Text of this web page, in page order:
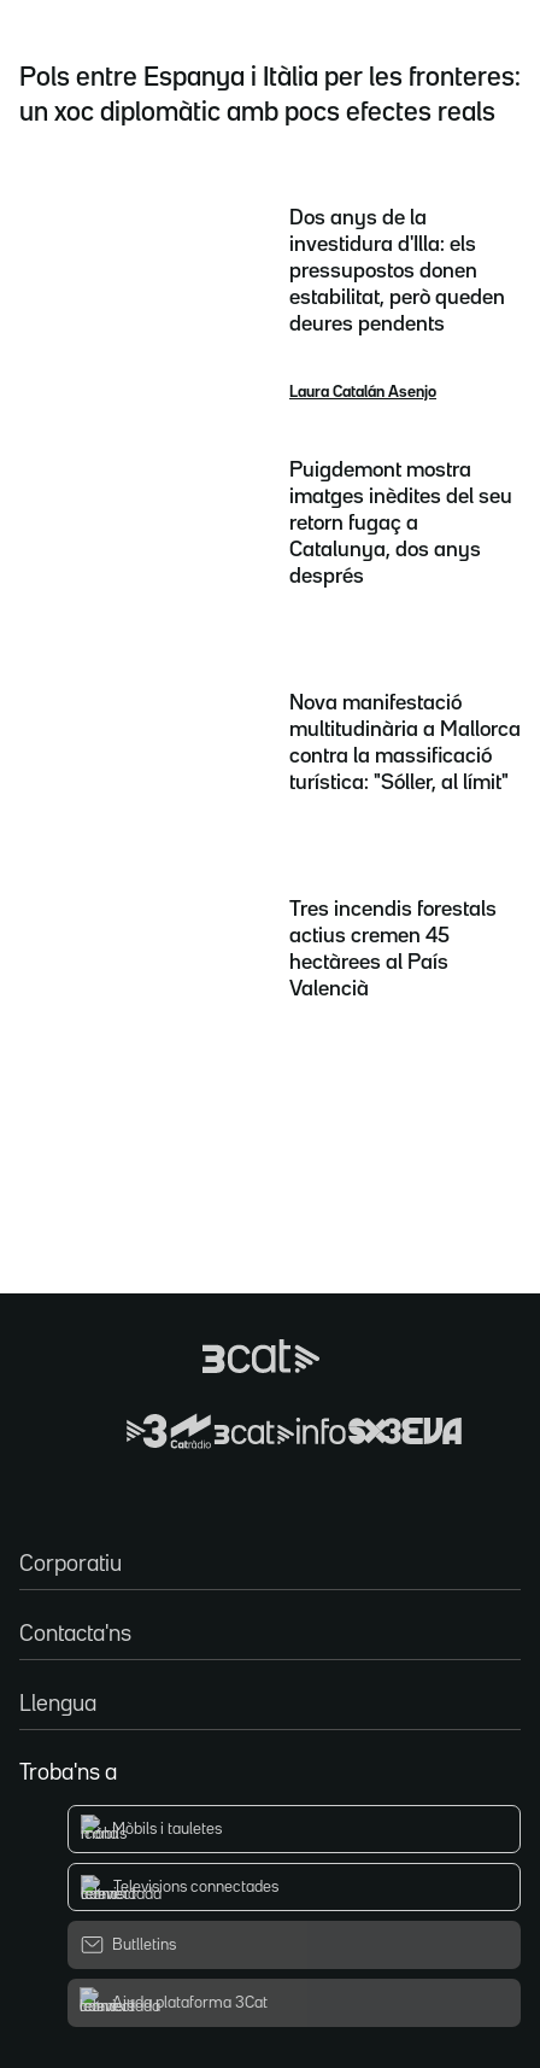
Pols entre Espanya i Itàlia per les fronteres:
un xoc diplomàtic amb pocs efectes reals
Dos anys de la
investidura d'Illa: els
pressupostos donen
estabilitat, però queden
deures pendents
Laura Catalán Asenjo
Puigdemont mostra
imatges inèdites del seu
retorn fugaç a
Catalunya, dos anys
després
Nova manifestació
multitudinària a Mallorca
contra la massificació
turística: "Sóller, al límit"
Tres incendis forestals
actius cremen 45
hectàrees al País
Valencià
Corporatiu
Contacta'ns
Llengua
Troba'ns a
Mòbils i tauletes
Televisions connectades
Butlletins
Ajuda plataforma 3Cat